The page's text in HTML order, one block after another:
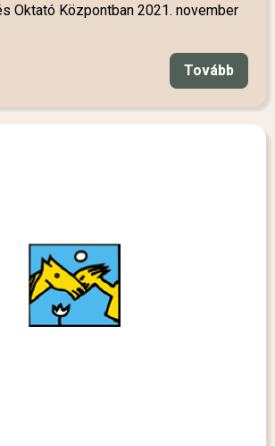
Oktató Központban 2021. november
Tovább